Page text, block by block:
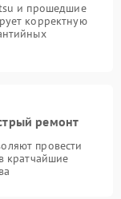
и прошедшие
корректную
ремонт
провести
кратчайшие